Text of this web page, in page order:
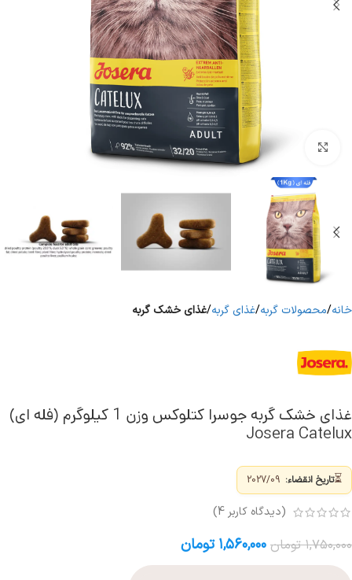
برای بزرگنمایی کلیک کنید
خانه محصولات گربه غذای گربه غذای خشک گربه
غذای خشک گربه جوسرا کتلوکس وزن 1 کیلوگرم (فله ای)
Josera Catelux
⏳تاریخ انقضاء:
(دیدگاه کاربر4
)
۱,۷۵۰,۰۰۰ تومان ۱,۵۶۰,۰۰۰ تومان